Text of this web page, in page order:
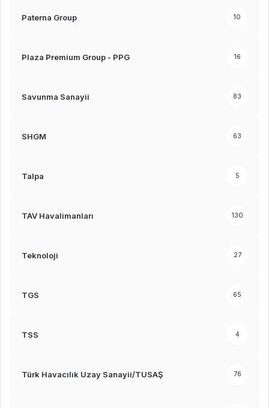
Paterna Group 10
Plaza Premium Group - PPG 16
Savunma Sanayii 83
SHGM 63
Talpa 5
TAV Havalimanları 130
Teknoloji 27
TGS 65
TSS 4
Türk Havacılık Uzay Sanayii/TUSAŞ 76